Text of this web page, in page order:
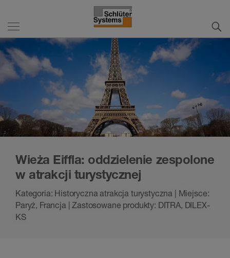
Wieża Eiffla: oddzielenie zespolone
w atrakcji turystycznej
Kategoria: Historyczna atrakcja turystyczna | Miejsce:
Paryż, Francja | Zastosowane produkty: DITRA, DILEX-
KS